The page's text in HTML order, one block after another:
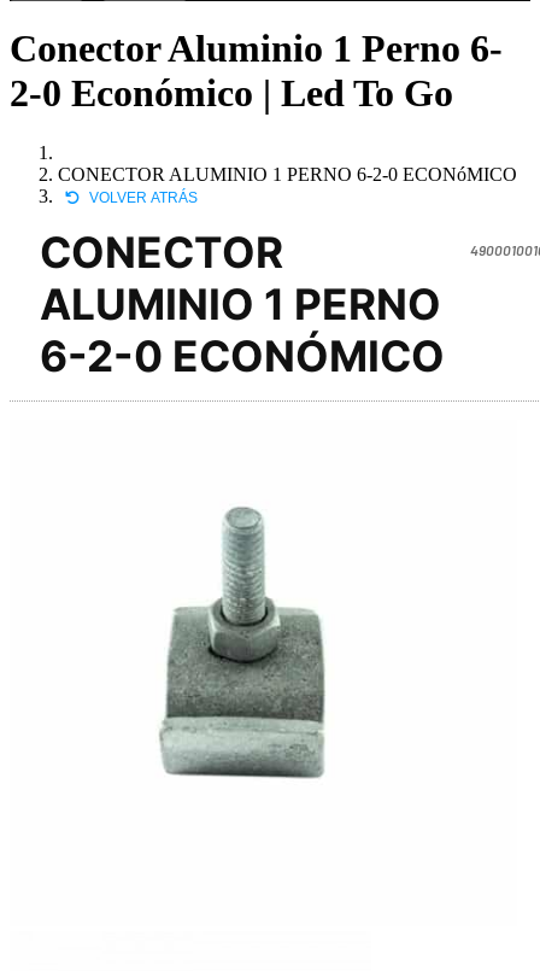
Conector Aluminio 1 Perno 6-
2-0 Económico | Led To Go
CONECTOR ALUMINIO 1 PERNO 6-2-0 ECONóMICO
VOLVER ATRÁS
CONECTOR
ALUMINIO 1 PERNO
6-2-0 ECONÓMICO